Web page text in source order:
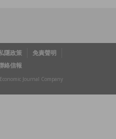
隱政策
免責聲明
絡信報
Journal Company